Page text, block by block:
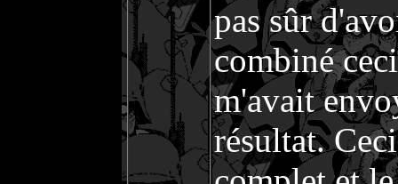
pas sûr
combiné
m'avait
résultat.